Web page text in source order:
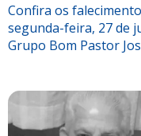
Confira os
segunda-feira, 27 de
Grupo Bom Pastor